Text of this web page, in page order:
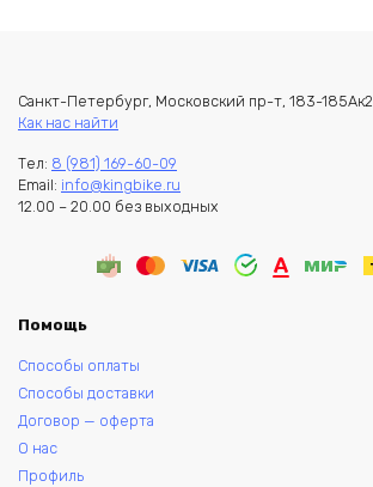
Санкт-Петербург, Московский пр-т, 183-185Ак2
Как нас найти
Тел: 8 (981) 169-60-09
Email: info@kingbike.ru
12.00 – 20.00 без выходных
Помощь
Способы оплаты
Способы доставки
Договор — оферта
О нас
Профиль